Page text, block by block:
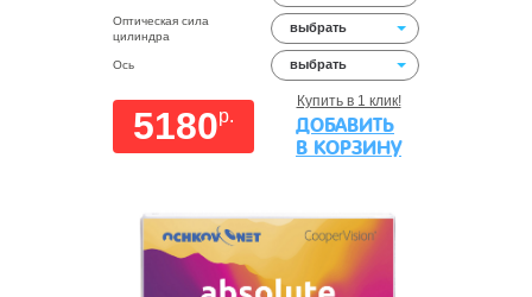
Оптическая сила
цилиндра
выбрать
Ось выбрать
5180p.
Купить в 1 клик!
ДОБАВИТЬ
В КОРЗИНУ